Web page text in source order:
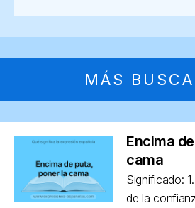
MÁS
Encima
cama
Significado:
de la